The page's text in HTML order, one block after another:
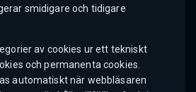
smidigare och tidigare
av cookies ur ett tekniskt
och permanenta cookies.
automatiskt när webbläsaren